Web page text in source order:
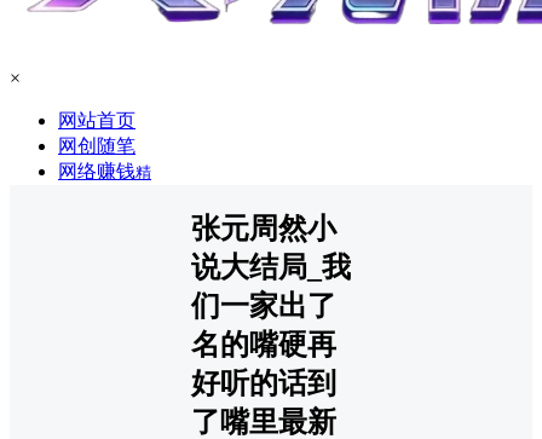
×
网站首页
网创随笔
网络赚钱精
张元周然小
说大结局_我
们一家出了
名的嘴硬再
好听的话到
了嘴里最新